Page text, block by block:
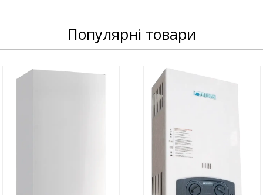
Популярні товари